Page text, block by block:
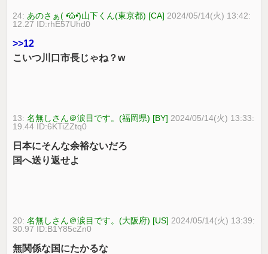
24: あのさぁ( •᷄ὤ•᷅)山下くん(東京都) [CA] 2024/05/14(火) 13:42:
12.27 ID:rhE57Uhd0
>>12
こいつ川口市長じゃね？w
13:名無しさん＠涙目です。(福岡県) [BY] 2024/05/14(火) 13:33:
19.44 ID:6KTiZZtq0
日本にそんな余裕ないだろ
国へ送り返せよ
20:名無しさん＠涙目です。(大阪府) [US] 2024/05/14(火) 13:39:
30.97 ID:B1Y85cZn0
無関係な国にたかるな